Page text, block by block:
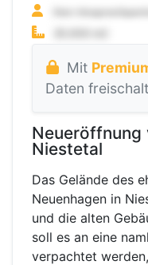
Mit
Daten
Neueröffnung
Niestetal
Das Gelände des
Neuenhagen in
und die alten
soll es an eine
verpachtet